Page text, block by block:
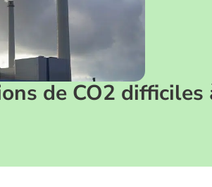
de CO2 difficiles